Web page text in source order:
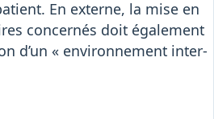
En externe, la mise en
concernés doit également
d’un « environnement inter-